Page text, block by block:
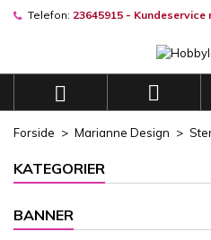
Telefon: 23645915 - Kundeservice
 
Forside Marianne Design
KATEGORIER
BANNER
((confirmMessage))
((cancelText))
((label))
Du skal være logget på for
ønskeliste.